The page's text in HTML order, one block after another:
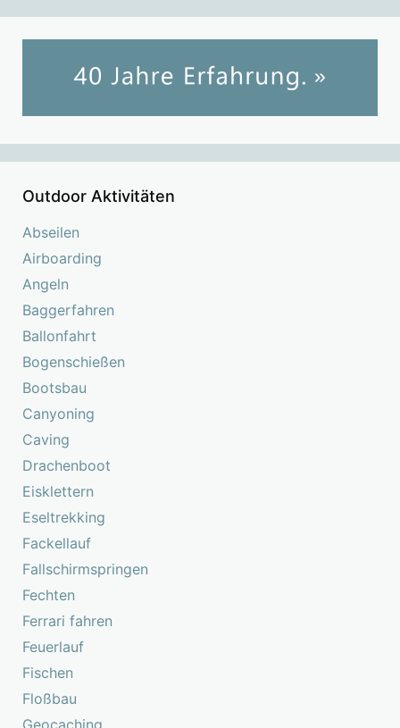
Outdoor Aktivitäten
Abseilen
Airboarding
Angeln
Baggerfahren
Ballonfahrt
Bogenschießen
Bootsbau
Canyoning
Caving
Drachenboot
Eisklettern
Eseltrekking
Fackellauf
Fallschirmspringen
Fechten
Ferrari fahren
Feuerlauf
Fischen
Floßbau